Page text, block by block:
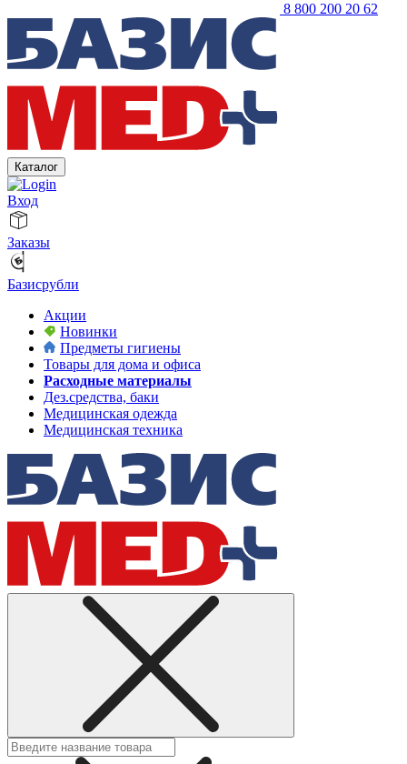
8 800 200 20 62
Каталог
Вход
Заказы
Базисрубли
Акции
Новинки
Предметы гигиены
Товары для дома и офиса
Расходные материалы
Дез.средства, баки
Медицинская одежда
Медицинская техника